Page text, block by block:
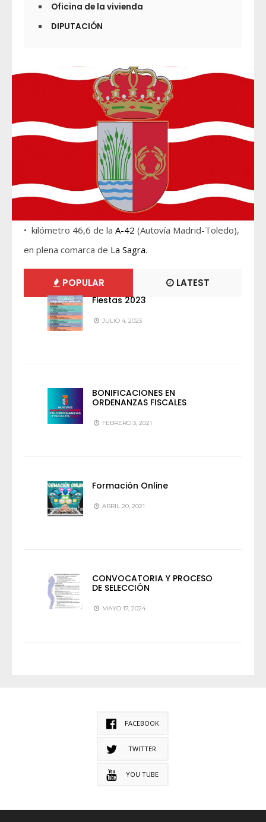
Oficina de la vivienda
DIPUTACIÓN
• kilómetro 46,6 de la A-42 (Autovía Madrid-Toledo),
en plena comarca de La Sagra.
POPULAR LATEST
Fiestas 2023
JULIO 4, 2023
BONIFICACIONES EN
ORDENANZAS FISCALES
FEBRERO 3, 2021
Formación Online
ABRIL 20, 2021
CONVOCATORIA Y PROCESO
DE SELECCIÓN
MAYO 17, 2024
FACEBOOK
TWITTER
YOU TUBE